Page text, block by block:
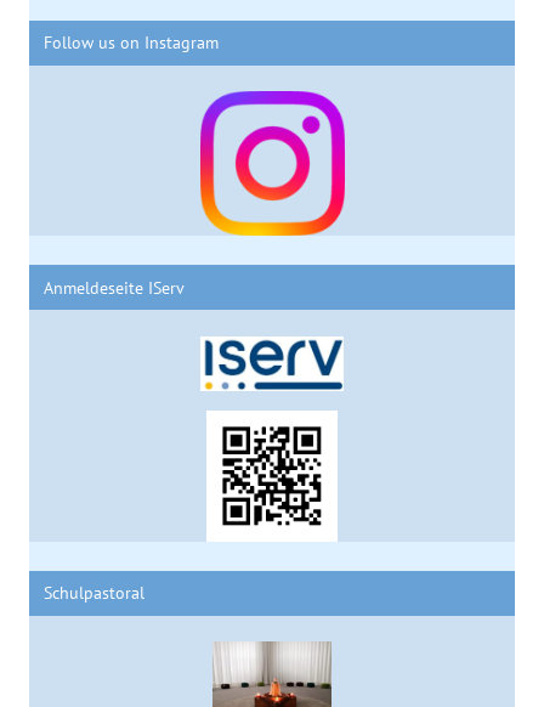
Follow us on Instagram
Anmeldeseite IServ
Schulpastoral